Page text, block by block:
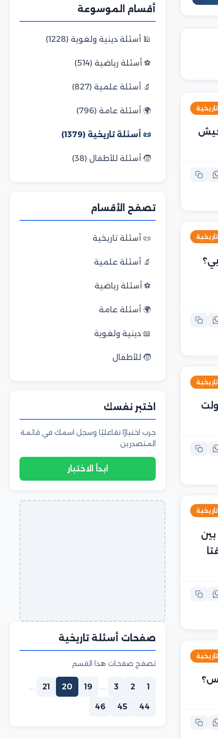
اتفقتا
أقسام الموسوعة
🕌 أسئلة دينية ولغوية (1228)
⚽ أسئلة رياضية (514)
🔬 أسئلة علمية (827)
🌍 أسئلة عامة (796)
📜 أسئلة تاريخية (1379)
🧒 أسئلة للأطفال (38)
تصفح الأقسام
📜 أسئلة تاريخية
🔬 أسئلة علمية
⚽ أسئلة رياضية
🌍 أسئلة عامة
📖 دينية ولغوية
🧒 للأطفال
اختبر نفسك
جرب اختبارًا تفاعليًا وسجل اسمك في قائمة
المتصدرين
ابدأ الاختبار
صفحات أسئلة تاريخية
تصفح صفحات هذا القسم
1
2
3
...
19
20
21
...
44
45
46